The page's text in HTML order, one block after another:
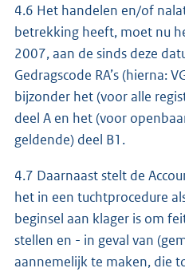
4.6 Het handelen en/of
betrekking heeft, moet nu
2007, aan de sinds deze
Gedragscode RA’s (hierna:
bijzonder het (voor alle
deel A en het (voor
geldende) deel B1.
4.7 Daarnaast stelt de
het in een tuchtprocedure
beginsel aan klager is om
stellen en - in geval van
aannemelijk te maken, die